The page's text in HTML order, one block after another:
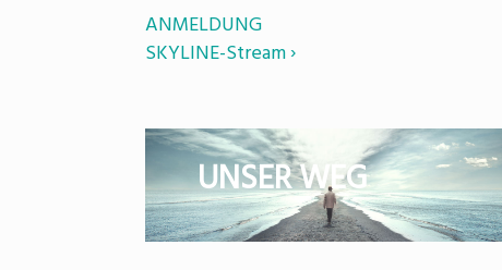
ANMELDUNG
SKYLINE-Stream ›
UNSER WEG